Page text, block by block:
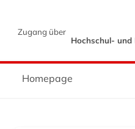
Zugang über
Hochschul- und
Homepage